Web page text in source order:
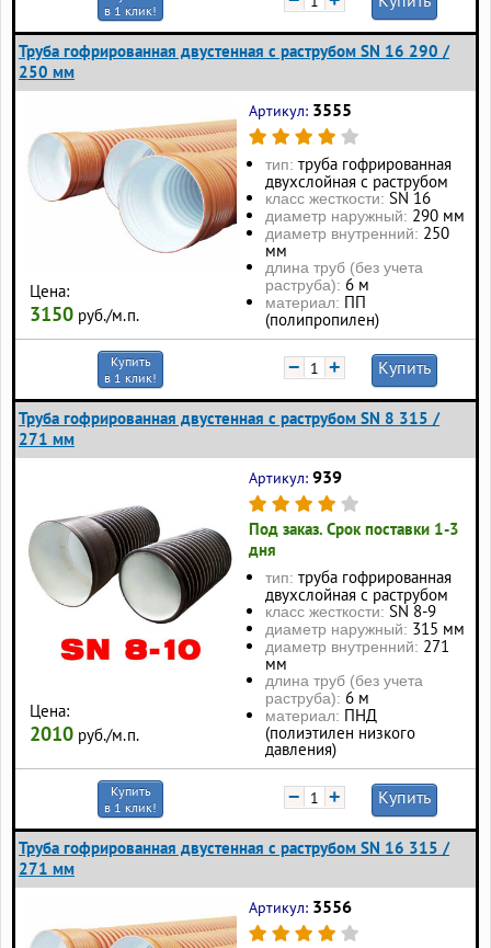
в 1 клик!
Труба гофрированная двустенная с раструбом SN 16 290 /
250 мм
Цена:
3150 руб./м.п.
Артикул: 3555
тип: труба гофрированная
двухслойная с раструбом
класс жесткости: SN 16
диаметр наружный: 290 мм
диаметр внутренний: 250
мм
длина труб (без учета
раструба): 6 м
материал: ПП
(полипропилен)
Купить
в 1 клик!
− + Купить
Труба гофрированная двустенная с раструбом SN 8 315 /
271 мм
Цена:
2010 руб./м.п.
Артикул: 939
Под заказ. Срок поставки 1-3
дня
тип: труба гофрированная
двухслойная с раструбом
класс жесткости: SN 8-9
диаметр наружный: 315 мм
диаметр внутренний: 271
мм
длина труб (без учета
раструба): 6 м
материал: ПНД
(полиэтилен низкого
давления)
Купить
в 1 клик!
− + Купить
Труба гофрированная двустенная с раструбом SN 16 315 /
271 мм
Артикул: 3556